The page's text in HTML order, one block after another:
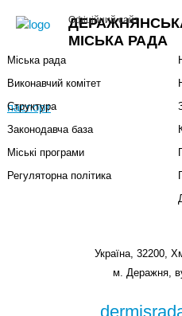
МІСЬКА РАДА
Офіційний сайт
+
паспорт
Міський голова
Міська рада
Виконавчий комітет
Структура
Законодавча база
Міські програми
Регуляторна політика
Україна, 32200,
м. Деражня,